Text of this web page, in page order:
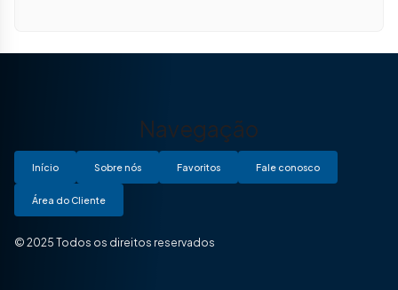
Navegação
Início Sobre nós Favoritos Fale conosco
Área do Cliente
© 2025 Todos os direitos reservados